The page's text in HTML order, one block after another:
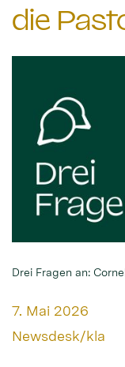
die
Drei Fragen an:
Datum:
7. Mai 2026
Von:
Newsdesk/kla